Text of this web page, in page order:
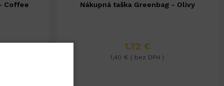
Coffee Nákupná taška Greenbag - Olivy
1,72 €
1,40 € ( bez DPH )